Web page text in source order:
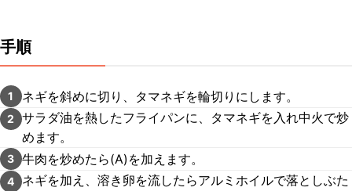
手順
1 ネギを斜めに切り、タマネギを輪切りにします。
2
サラダ油を熱したフライパンに、タマネギを入れ中火で炒
めます。
3 牛肉を炒めたら(A)を加えます。
4
ネギを加え、溶き卵を流したらアルミホイルで落としぶた